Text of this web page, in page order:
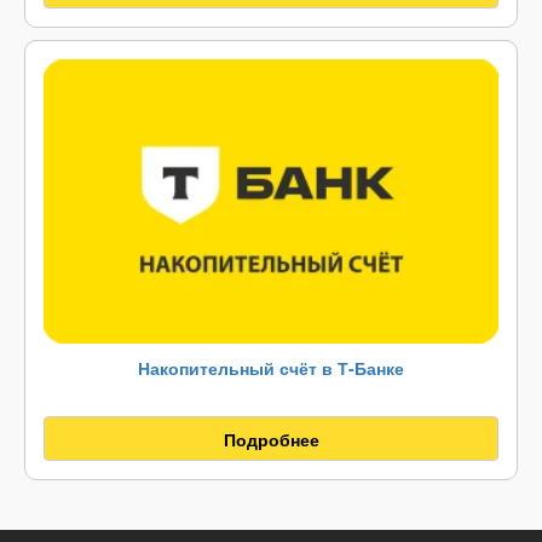
Накопительный счёт в Т-Банке
Подробнее